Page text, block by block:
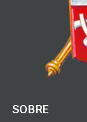
SOBRE